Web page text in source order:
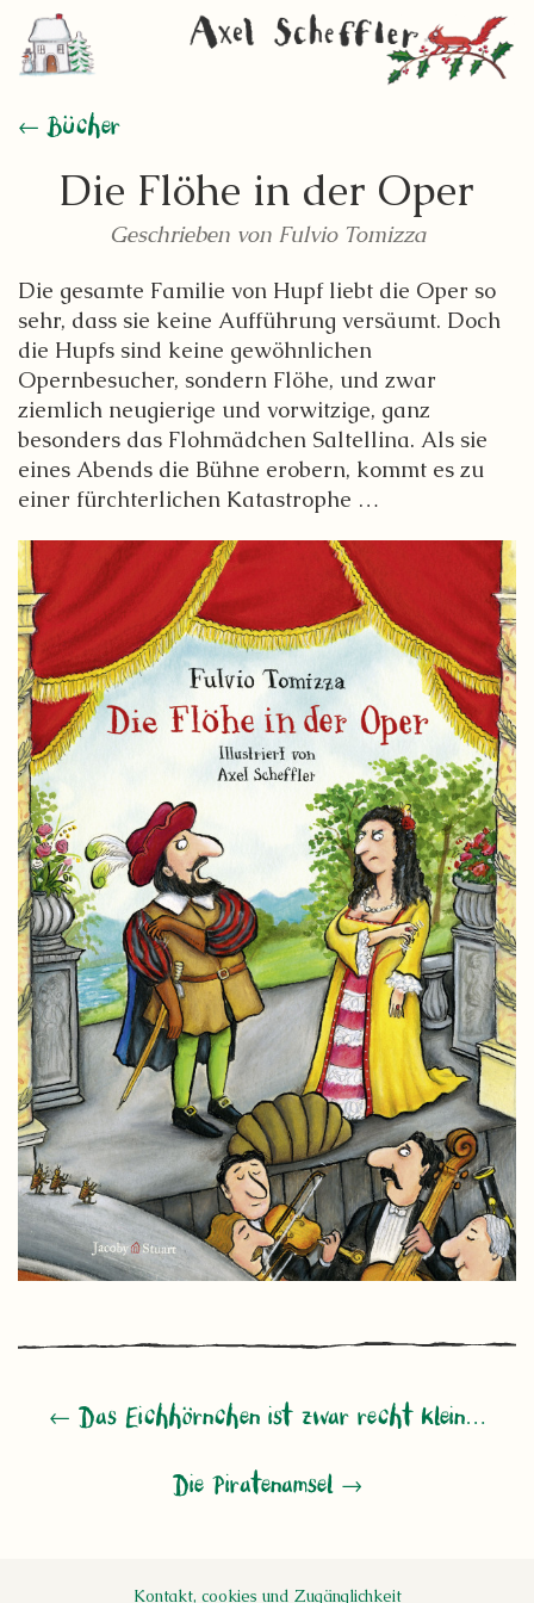
← Bücher
Die Flöhe in der Oper
Geschrieben von Fulvio Tomizza
Die gesamte Familie von Hupf liebt die Oper so
sehr, dass sie keine Aufführung versäumt. Doch
die Hupfs sind keine gewöhnlichen
Opernbesucher, sondern Flöhe, und zwar
ziemlich neugierige und vorwitzige, ganz
besonders das Flohmädchen Saltellina. Als sie
eines Abends die Bühne erobern, kommt es zu
einer fürchterlichen Katastrophe …
← Das Eichhörnchen ist zwar recht klein…
Die Piratenamsel →
Kontakt, cookies und Zugänglichkeit